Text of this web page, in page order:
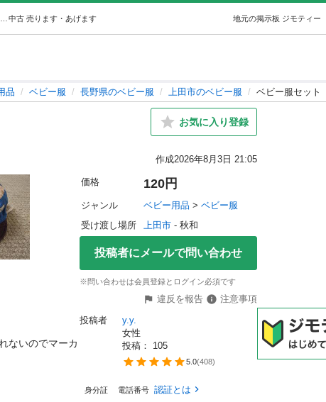
中古 売ります・あげます 地元の掲示板 ジモティー
品 ベビー服 長野県のベビー服 上田市のベビー服 ベビー服セット
お気に入り登録
作成2026年8月3日 21:05
ないのでマーカ
価格 120円
ジャンル ベビー用品 > ベビー服
受け渡し場所
上田市 - 秋和
投稿者にメールで問い合わせ
※問い合わせは会員登録とログイン必須です
違反を報告
注意事項
投稿者
y.y.
女性
投稿： 105
5.0(408)
身分証 電話番号 認証とは